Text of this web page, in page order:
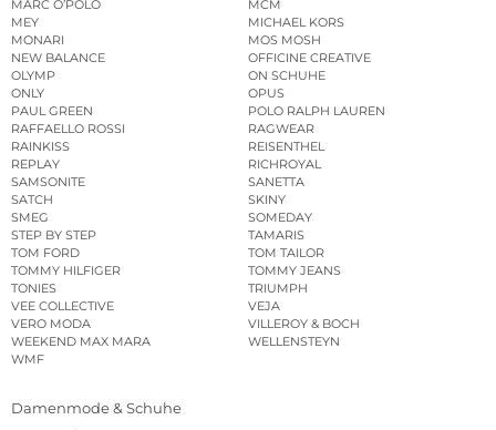
MARC O’POLO
MCM
MEY
MICHAEL KORS
MONARI
MOS MOSH
NEW BALANCE
OFFICINE CREATIVE
OLYMP
ON SCHUHE
ONLY
OPUS
PAUL GREEN
POLO RALPH LAUREN
RAFFAELLO ROSSI
RAGWEAR
RAINKISS
REISENTHEL
REPLAY
RICHROYAL
SAMSONITE
SANETTA
SATCH
SKINY
SMEG
SOMEDAY
STEP BY STEP
TAMARIS
TOM FORD
TOM TAILOR
TOMMY HILFIGER
TOMMY JEANS
TONIES
TRIUMPH
VEE COLLECTIVE
VEJA
VERO MODA
VILLEROY & BOCH
WEEKEND MAX MARA
WELLENSTEYN
WMF
Damenmode & Schuhe